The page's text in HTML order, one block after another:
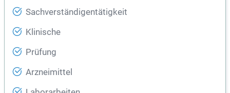
Sachverständigentätigkeit
Klinische
Prüfung
Arzneimittel